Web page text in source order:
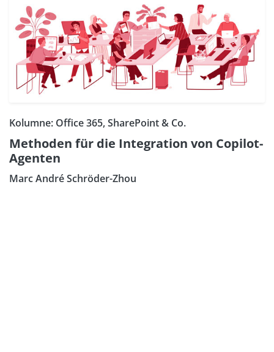
Kolumne: Office 365, SharePoint & Co.
Methoden für die Integration von Copilot-
Agenten
Marc André Schröder-Zhou